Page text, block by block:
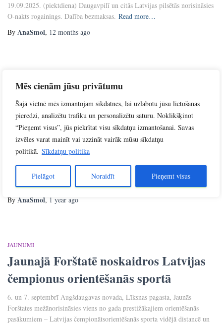
Mēs cienām jūsu privātumu
Šajā vietnē mēs izmantojam sīkdatnes, lai uzlabotu jūsu lietošanas
pieredzi, analizētu trafiku un personalizētu saturu. Noklikšķinot
“Pieņemt visus”, jūs piekrītat visu sīkdatņu izmantošanai. Savas
izvēles varat mainīt vai uzzināt vairāk mūsu sīkdatņu
politikā. Sīkdatņu politika
Pielāgot Noraidīt Pieņemt visus
19.09.2025. (piektdiena) Daugavpilī un citās Latvijas pilsētās norisināsies
O-nakts rogainings. Dalība bezmaksas. Read more…
By AnaSmol, 12 months ago
Latgales Centrālā bibliotēka aicina uz
sarunu ar Daugavpils orientieristiem
Latgales Centrālā bibliotēka turpina pasākumu ciklu “Viesis bibliotēkā”
un aicina ikvienu interesentu uz sarunu ar Daugavpils orientēšanās sporta
kluba “Stiga” pārstāvjiem, kura notiks sestdien, 9. augustā, plkst. 12.00
2. stāvā). Sarunas gaitā sporta kluba “Stiga” pārstāvji atklās
klātesošajiem, kas tad īsti Read more…
By AnaSmol, 1 year ago
JAUNUMI
Jaunajā Forštatē noskaidros Latvijas
čempionus orientēšanās sportā
6. un 7. septembrī Augšdaugavas novada, Līksnas pagasta, Jaunās
Forštates mežānorisināsies viens no gada prestižākajiem orientēšanās
pasākumiem – Latvijas čempionātsorientēšanās sporta vidējā distancē un